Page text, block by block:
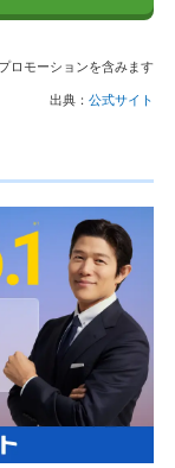
ロモーションを含みます
出典： 公式サイト